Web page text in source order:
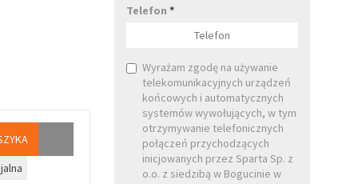
Telefon*
Wyrażam zgodę na używanie
telekomunikacyjnych urządzeń
końcowych i automatycznych
systemów wywołujących, w tym
otrzymywanie telefonicznych
połączeń przychodzących
inicjowanych przez Sparta Sp. z
o.o. z siedzibą w Bogucinie w